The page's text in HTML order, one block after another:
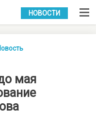
УКР РУС
НОВОСТИ
мая